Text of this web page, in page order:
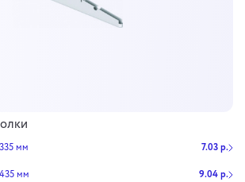
мм 7.03 р.
мм 9.04 р.